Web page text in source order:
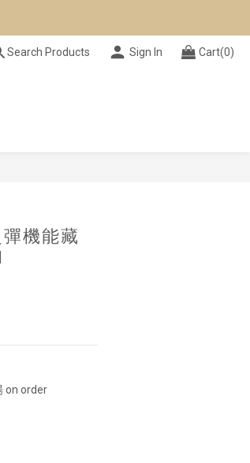
Search Products Sign In Cart(0)
機能藏
on order